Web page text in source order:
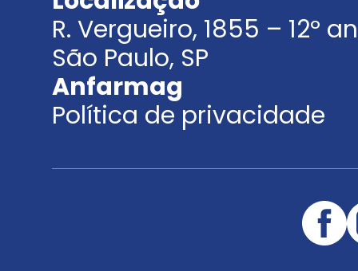
R. Vergueiro, 1855 – 12º
São Paulo, SP
Anfarmag
Política de privacidade